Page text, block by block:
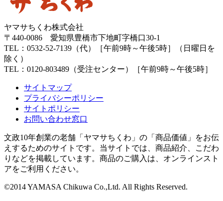
ヤマサちくわ株式会社
〒440-0086 愛知県豊橋市下地町字橋口30-1
TEL：0532-52-7139（代）［午前9時～午後5時］（日曜日を
除く）
TEL：0120-803489（受注センター）［午前9時～午後5時］
サイトマップ
プライバシーポリシー
サイトポリシー
お問い合わせ窓口
文政10年創業の老舗「ヤマサちくわ」の「商品価値」をお伝
えするためのサイトです。当サイトでは、商品紹介、こだわ
りなどを掲載しています。商品のご購入は、オンラインスト
アをご利用ください。
©2014 YAMASA Chikuwa Co.,Ltd. All Rights Reserved.